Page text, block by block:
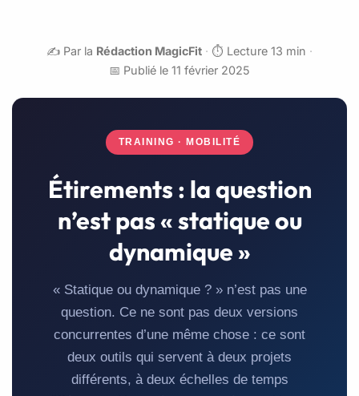
✍️ Par la Rédaction MagicFit · ⏱️ Lecture 13 min ·
📅 Publié le 11 février 2025
TRAINING · MOBILITÉ
Étirements : la question
n’est pas « statique ou
dynamique »
« Statique ou dynamique ? » n’est pas une
question. Ce ne sont pas deux versions
concurrentes d’une même chose : ce sont
deux outils qui servent à deux projets
différents, à deux échelles de temps